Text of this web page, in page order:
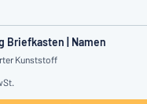
Briefkasten | Namen
Kunststoff